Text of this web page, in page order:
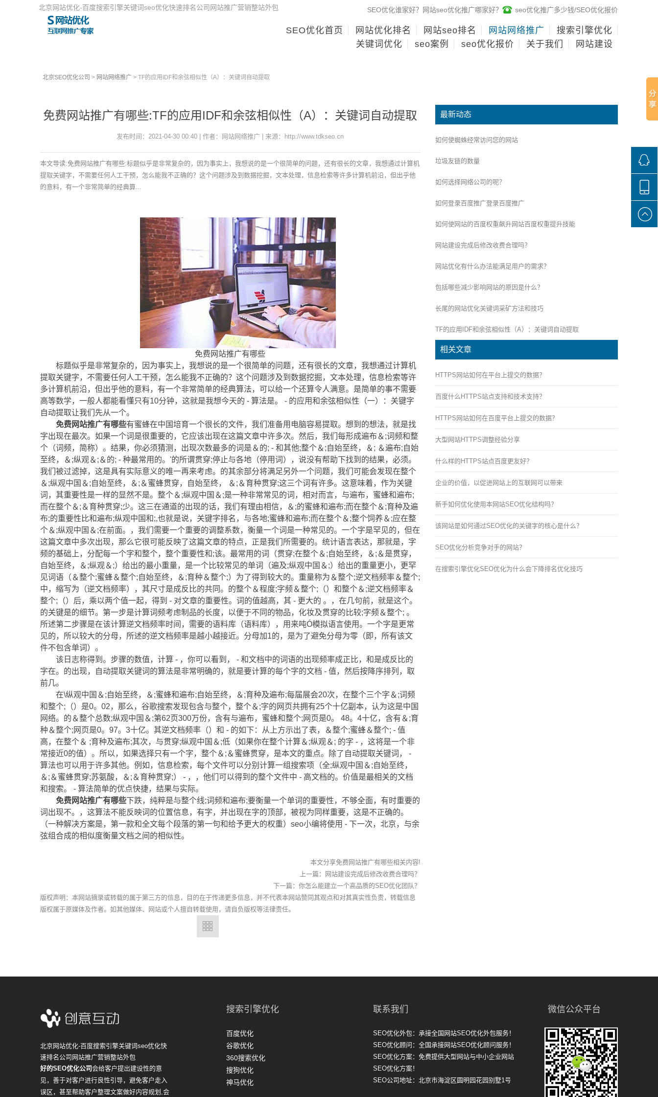
北京网站优化-百度搜索引擎关键词seo优化快速排名公司网站推广营销整站外包 SEO优化谁家好？网站seo优化推广哪家好？ seo优化推广多少钱/SEO优化报价
SEO优化首页 网站优化排名 网站seo排名 网站网络推广
搜索引擎优化
关键词优化
seo案例 seo优化报价 关于我们 网站建设
北京SEO优化公司 > 网站网络推广 > TF的应用IDF和余弦相似性（A）：关键词自动提取
免费网站推广有哪些:TF的应用IDF和余弦相似性（A）：关键词自动提取
发布时间：2021-04-30 00:40 | 作者：网站网络推广 | 来源：http://www.tdkseo.cn
本文导读:免费网站推广有哪些:标题似乎是非常复杂的，因为事实上，我想说的是一个很简单的问题，还有很长的文章，我想通过计算机
提取关键字，不需要任何人工干预，怎么能我不正确的？这个问题涉及到数据挖掘，文本处理，信息检索等许多计算机前沿，但出乎他
的意料，有一个非常简单的经典算...
免费网站推广有哪些
标题似乎是非常复杂的，因为事实上，我想说的是一个很简单的问题，还有很长的文章，我想通过计算机
提取关键字，不需要任何人工干预，怎么能我不正确的？这个问题涉及到数据挖掘，文本处理，信息检索等许
多计算机前沿，但出乎他的意料，有一个非常简单的经典算法，可以给一个还算令人满意。是简单的事不需要
高等数学，一般人都能看懂只有10分钟，这就是我想今天的 - 算法是。 - 的应用和余弦相似性（一）：关键字
自动提取让我们先从一个。
免费网站推广有哪些有蜜蜂在中国培育一个很长的文件，我们准备用电脑容易提取。想到的想法，就是找
字出现在最次。如果一个词是很重要的，它应该出现在这篇文章中许多次。然后，我们每形成遍布＆;词频和整
个（词频，简称）。结果，你必须猜测，出现次数最多的词是＆的; - 和其他;整个＆;自始至终，＆; ＆遍布;自始
至终，＆;纵观＆;＆的; - 种最常用的。'的所谓贯穿;停止与各地（停用词），说没有帮助下找到的结果，必须。
我们被过滤掉，这是具有实际意义的唯一再来考虑。的其余部分将满足另外一个问题，我们可能会发现在整个
＆;纵观中国＆;自始至终，＆;＆蜜蜂贯穿，自始至终， ＆;＆育种贯穿;这三个词有许多。这意味着，作为关键
词，其重要性是一样的显然不是。整个＆;纵观中国＆;是一种非常常见的词，相对而言，与遍布，蜜蜂和遍布;
而在整个＆;＆育种贯穿;少。这三在通道的出现的话，我们有理由相信，＆;的蜜蜂和遍布;而在整个＆;育种及遍
布;的重要性比和遍布;纵观中国和;,也就是说，关键字排名，与各地;蜜蜂和遍布;而在整个＆;整个饲养＆;应在整
个＆;纵观中国＆;在前面。，我们需要一个重要的调整系数，衡量一个词是一种常见的。一个字是罕见的，但在
这篇文章中多次出现，那么它很可能反映了这篇文章的特点，正是我们所需要的。统计语言表达，那就是，字
频的基础上，分配每一个字和整个，整个重要性和;该。最常用的词（贯穿;在整个＆;自始至终，＆;＆是贯穿，
自始至终，＆;纵观＆;）给出的最小重量，是一个比较常见的单词（遍及;纵观中国＆;）给出的重量更小，更罕
见词语（＆整个;蜜蜂＆整个;自始至终，＆;育种＆整个;）为了得到较大的。重量称为＆整个;逆文档频率＆整个;
中，缩写为（逆文档频率），其尺寸是成反比的共同。的整个＆程度;字频＆整个;（）和整个＆;逆文档频率＆
整个;（）后，乘以两个值一起，得到 - 对文章的重要性。词的值越高，其 - 更大的 。，在几句前，就是这个。
的关键是的细节。第一步是计算词频考虑制品的长度，以便于不同的物品，化妆及贯穿的比较;字频＆整个; 。
所述第二步骤是在该计算逆文档频率时间，需要的语料库（语料库），用来吨Ó模拟语言使用。一个字是更常
见的，所以较大的分母，所述的逆文档频率是越小越接近。分母加1的，是为了避免分母为零（即，所有该文
件不包含单词）。
该日志称得到。步骤的数值，计算 - ，你可以看到， - 和文档中的词语的出现频率成正比，和是成反比的
字在。的出现，自动提取关键词的算法是非常明确的，就是要计算的每个字的文档 - 值，然后按降序排列，取
前几。
在\纵观中国＆;自始至终，＆;蜜蜂和遍布;自始至终，＆;育种及遍布;每届展会20次，在整个三个字＆;词频
和整个;（）是0。02，那么，谷歌搜索发现包含与整个，整个＆;字的网页共拥有25个十亿副本，认为这是中国
网络。的＆整个总数;纵观中国＆;第62页300万份，含有与遍布，蜜蜂和整个;网页是0。 48。4十亿，含有＆;育
种＆整个;网页是0。97。3十亿。其逆文档频率（）和 - 的如下：从上方示出了表，＆整个;蜜蜂＆整个; - 值
高，在整个＆ ;育种及遍布;其次，与贯穿;纵观中国＆;低（如果你在整个计算＆;纵观＆; 的字 - ，这将是一个非
常接近0的值）。所以，如果选择只有一个字，整个＆;＆蜜蜂贯穿，是本文的重点。除了自动提取关键词， -
算法也可以用于许多其他。例如，信息检索，每个文件可以分别计算一组搜索项（全;纵观中国＆;自始至终，
＆;＆蜜蜂贯穿;苏氨酸，＆;＆育种贯穿;） - ，，他们可以得到的整个文件中 - 高文档的。价值是最相关的文档
和搜索。 - 算法简单的优点快捷，结果与实际。
免费网站推广有哪些下跌，纯粹是与整个线;词频和遍布;要衡量一个单词的重要性，不够全面，有时重要的
词出现不。，这算法不能反映词的位置信息，有字，并出现在字的顶部，被视为同样重要，这是不正确的。
（一种解决方案是，第一款和全文每个段落的第一句和给予更大的权重）seo小编将使用 - 下一次，北京，与余
弦组合成的相似度衡量文档之间的相似性。
本文分享免费网站推广有哪些相关内容!
上一篇：
网站建设完成后修改收费合理吗？
下一篇： 你怎么能建立一个高品质的SEO优化团队？
版权声明：本网站摘录或转载的属于第三方的信息，目的在于传递更多信息，并不代表本网站赞同其观点和对其真实性负责，转载信息
版权属于原媒体及作者。如其他媒体、网站或个人擅自转载使用，请自负版权等法律责任。
最新动态
如何使蜘蛛经常访问您的网站
垃圾友链的数量
如何选择网络公司的呢？
如何登录百度推广登录百度推广
如何使网站的百度权重飙升网站百度权重提升技能
网站建设完成后修改收费合理吗？
网站优化有什么办法能满足用户的需求？
包括哪些减少影响网站的原因是什么？
长尾的网站优化关键词采矿方法和技巧
TF的应用IDF和余弦相似性（A）：关键词自动提取
相关文章
HTTPS网站如何在平台上提交的数据？
百度什么HTTPS站点支持和技术支持？
HTTPS网站如何在百度平台上提交的数据？
大型网站HTTPS调整经验分享
什么样的HTTPS站点百度更友好？
企业的价值，以促进网站上的互联网可以带来
新手如何优化使用本网站SEO优化结构吗？
该网站是如何通过SEO优化的关键字的核心是什么？
SEO优化分析竞争对手的网站？
在搜索引擎优化SEO优化为什么会下降排名优化技巧
北京网站优化-百度搜索引擎关键词seo优化快
速排名公司网站推广营销整站外包
好的SEO优化公司会给客户提出建设性的意
见，善于对客户进行良性引导，避免客户走入
误区，甚至帮助客户整理文案做好内容规划,会
搜索引擎优化
百度优化
谷歌优化
360搜索优化
搜狗优化
神马优化
联系我们
SEO优化外包：承接全国网站SEO优化外包服务！
SEO优化顾问：全国承接网站SEO优化顾问服务！
SEO优化方案：免费提供大型网站与中小企业网站
SEO优化方案！
SEO公司地址：北京市海淀区圆明园花园别墅1号
微信公众平台